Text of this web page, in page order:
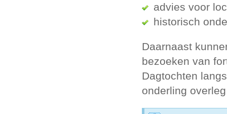
advies voor
historisch
Daarnaast
bezoeken van
Dagtochten
onderling